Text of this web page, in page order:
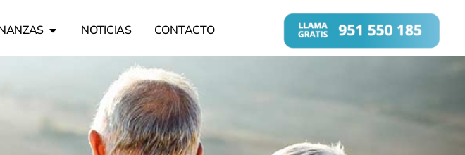
NOTICIAS CONTACTO